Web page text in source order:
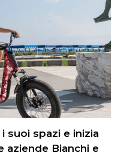
suoi spazi e inizia
aziende Bianchi e